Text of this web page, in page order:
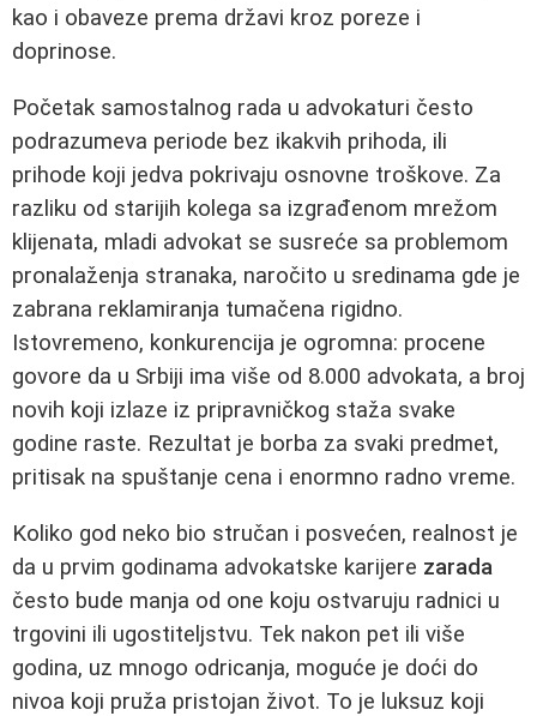
kao i obaveze prema državi kroz poreze i
doprinose.
Početak samostalnog rada u advokaturi često
podrazumeva periode bez ikakvih prihoda, ili
prihode koji jedva pokrivaju osnovne troškove. Za
razliku od starijih kolega sa izgrađenom mrežom
klijenata, mladi advokat se susreće sa problemom
pronalaženja stranaka, naročito u sredinama gde je
zabrana reklamiranja tumačena rigidno.
Istovremeno, konkurencija je ogromna: procene
govore da u Srbiji ima više od 8.000 advokata, a broj
novih koji izlaze iz pripravničkog staža svake
godine raste. Rezultat je borba za svaki predmet,
pritisak na spuštanje cena i enormno radno vreme.
Koliko god neko bio stručan i posvećen, realnost je
da u prvim godinama advokatske karijere zarada
često bude manja od one koju ostvaruju radnici u
trgovini ili ugostiteljstvu. Tek nakon pet ili više
godina, uz mnogo odricanja, moguće je doći do
nivoa koji pruža pristojan život. To je luksuz koji